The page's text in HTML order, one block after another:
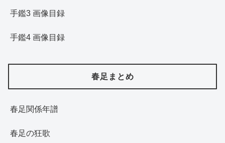
手鑑3 画像目録
手鑑4 画像目録
春足まとめ
春足関係年譜
春足の狂歌